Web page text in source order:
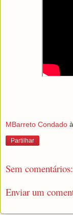
MBarreto Condado
Partilhar
Sem comentários:
Enviar um